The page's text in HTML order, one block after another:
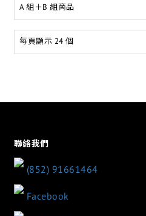
A 組＋B 組商品
每頁顯示 24 個
聯絡我們
(852) 91661464
Facebook